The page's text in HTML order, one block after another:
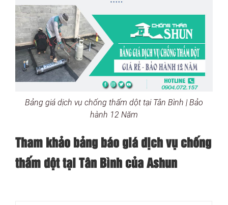
Bảng giá dịch vụ chống thấm dột tại Tân Bình | Bảo
hành 12 Năm
Tham khảo bảng báo giá dịch vụ chống
thấm dột tại Tân Bình của Ashun